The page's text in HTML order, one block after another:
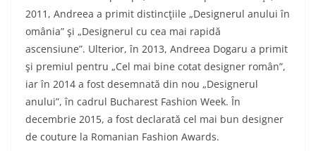
2011, Andreea a primit distincţiile „Designerul anului în
omânia” şi „Designerul cu cea mai rapidă
ascensiune”. Ulterior, în 2013, Andreea Dogaru a primit
şi premiul pentru „Cel mai bine cotat designer român”,
iar în 2014 a fost desemnată din nou „Designerul
anului”, în cadrul Bucharest Fashion Week. În
decembrie 2015, a fost declarată cel mai bun designer
de couture la Romanian Fashion Awards.